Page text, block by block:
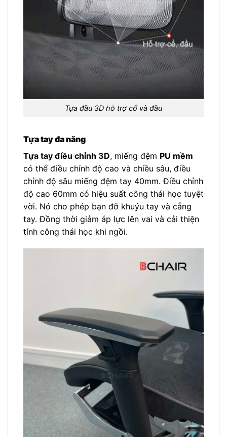
Tựa đầu 3D hỗ trợ cổ và đầu
Tựa tay đa năng
Tựa tay điều chỉnh 3D, miếng đệm PU mềm
có thể điều chỉnh độ cao và chiều sâu, điều
chỉnh độ sâu miếng đệm tay 40mm. Điều chỉnh
độ cao 60mm có hiệu suất công thái học tuyệt
vời. Nó cho phép bạn đỡ khuỷu tay và cẳng
tay. Đồng thời giảm áp lực lên vai và cải thiện
tính công thái học khi ngồi.